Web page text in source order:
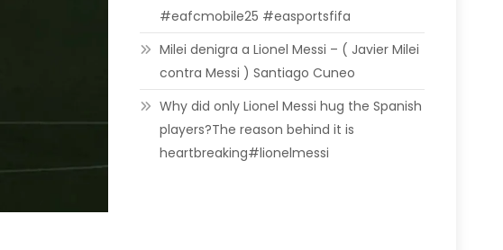
#eafcmobile25 #easportsfifa
Milei denigra a Lionel Messi – ( Javier Milei
contra Messi ) Santiago Cuneo
Why did only Lionel Messi hug the Spanish
players?The reason behind it is
heartbreaking#lionelmessi